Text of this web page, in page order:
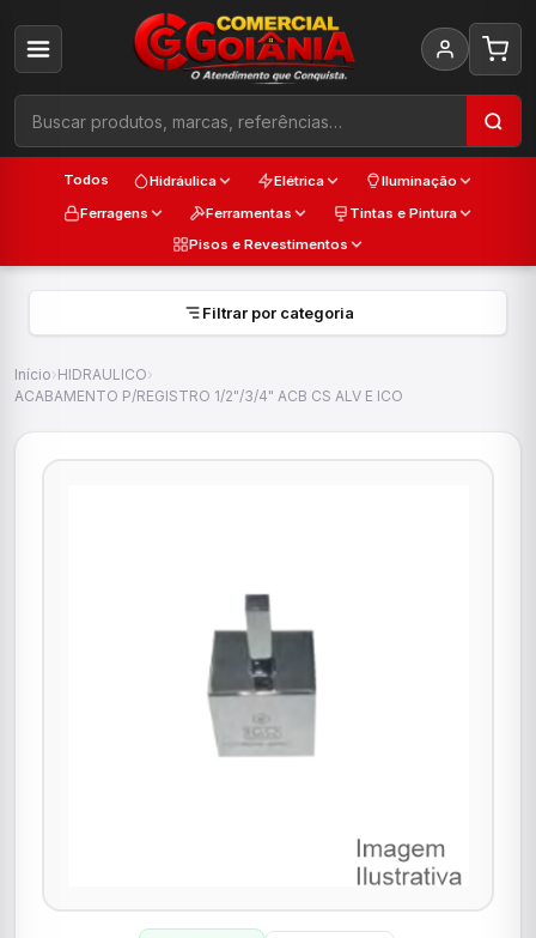
Todos Hidráulica Elétrica
Iluminação
Ferragens
Ferramentas
Tintas e Pintura
Pisos e Revestimentos
Filtrar por categoria
Início›HIDRAULICO›
ACABAMENTO P/REGISTRO 1/2"/3/4" ACB CS ALV E ICO